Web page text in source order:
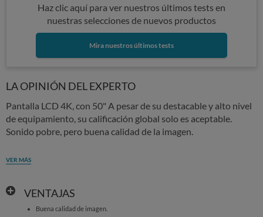
Haz clic aquí para ver nuestros últimos tests en
nuestras selecciones de nuevos productos
Mira nuestros últimos tests
LA OPINIÓN DEL EXPERTO
Pantalla LCD 4K, con 50" A pesar de su destacable y alto nivel
de equipamiento, su calificación global solo es aceptable.
Sonido pobre, pero buena calidad de la imagen.
VER MÁS
VENTAJAS
Buena calidad de imagen.